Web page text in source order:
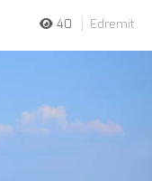
40 Edremit